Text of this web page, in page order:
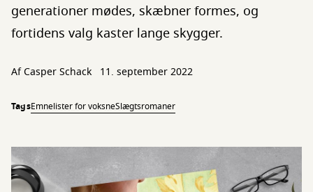
generationer mødes, skæbner formes, og
fortidens valg kaster lange skygger.
AfCasper Schack 11. september 2022
TagsEmnelister for voksneSlægtsromaner